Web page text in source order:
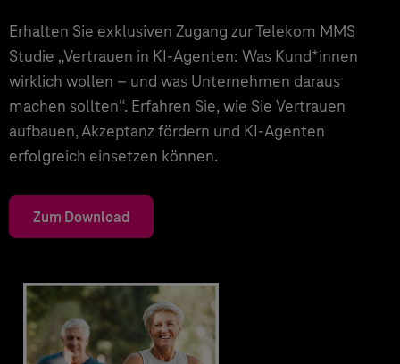
Erhalten Sie exklusiven Zugang zur Telekom MMS
Studie „Vertrauen in KI-Agenten: Was Kund*innen
wirklich wollen – und was Unternehmen daraus
machen sollten“. Erfahren Sie, wie Sie Vertrauen
aufbauen, Akzeptanz fördern und KI-Agenten
erfolgreich einsetzen können.
Zum Download